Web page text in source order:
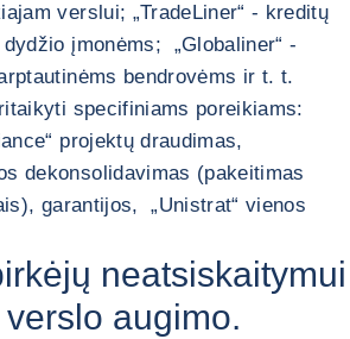
verslui; „TradeLiner“ - kreditų
įmonėms; „Globaliner“ -
bendrovėms ir t. t.
specifiniams poreikiams:
projektų draudimas,
dekonsolidavimas (pakeitimas
garantijos, „Unistrat“ vienos
prekinio kredito
neatsiskaitymui
augimo.